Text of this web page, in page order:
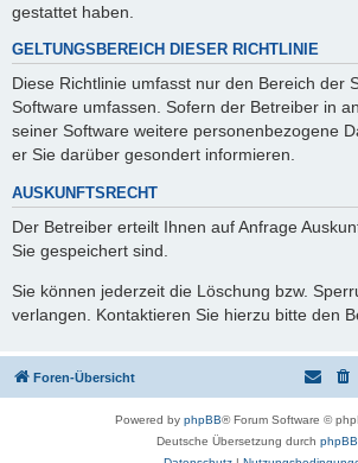
gestattet haben.
GELTUNGSBEREICH DIESER RICHTLINIE
Diese Richtlinie umfasst nur den Bereich der
Software umfassen. Sofern der Betreiber in
seiner Software weitere personenbezogene
er Sie darüber gesondert informieren.
AUSKUNFTSRECHT
Der Betreiber erteilt Ihnen auf Anfrage
Sie gespeichert sind.
Sie können jederzeit die Löschung bzw.
verlangen. Kontaktieren Sie hierzu bitte den
Foren-Übersicht
Powered by phpBB® Forum Software ©
Deutsche Übersetzung durch